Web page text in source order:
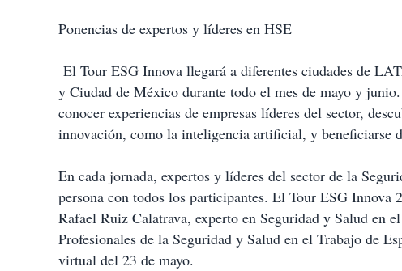
Ponencias de expertos y líderes en HSE
El Tour ESG Innova llegará a diferentes ciudades de
y Ciudad de México durante todo el mes de mayo y
conocer experiencias de empresas líderes del sector,
innovación, como la inteligencia artificial, y beneficiarse
En cada jornada, expertos y líderes del sector de la
persona con todos los participantes. El Tour ESG
Rafael Ruiz Calatrava, experto en Seguridad y Salud en
Profesionales de la Seguridad y Salud en el Trabajo de
virtual del 23 de mayo.